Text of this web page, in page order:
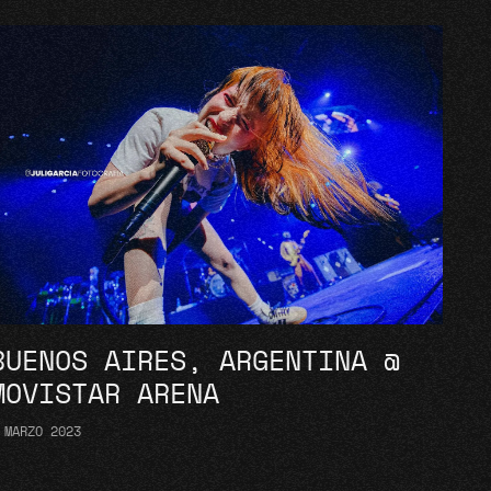
AIRES, ARGENTINA @
ARENA
2023